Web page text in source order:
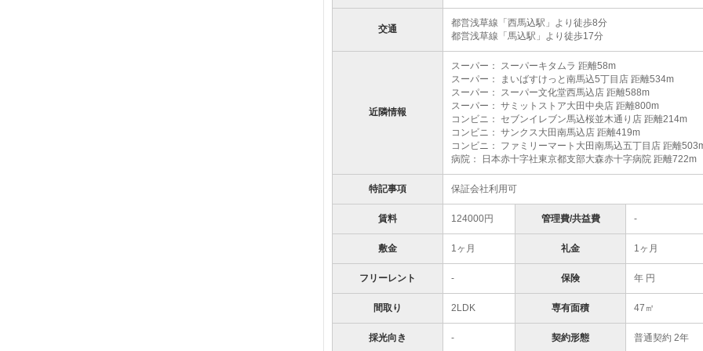
交通
都営浅草線「西馬込駅」より徒歩8分
都営浅草線「馬込駅」より徒歩17分
近隣情報
スーパー： スーパーキタムラ 距離58m
スーパー： まいばすけっと南馬込5丁目店 距離534m
スーパー： スーパー文化堂西馬込店 距離588m
スーパー： サミットストア大田中央店 距離800m
コンビニ： セブンイレブン馬込桜並木通り店 距離214m
コンビニ： サンクス大田南馬込店 距離419m
コンビニ： ファミリーマート大田南馬込五丁目店 距離
病院： 日本赤十字社東京都支部大森赤十字病院 距離722m
特記事項 保証会社利用可
賃料 124000円 管理費/共益費 -
敷金 1ヶ月 礼金 1ヶ月
フリーレント - 保険 年 円
間取り 2LDK 専有面積 47㎡
採光向き - 契約形態 普通契約 2年